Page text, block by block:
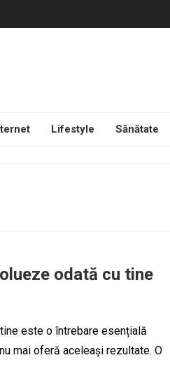
Lifestyle Sănătate
odată cu tine
este o întrebare esențială
mai oferă aceleași rezultate. O